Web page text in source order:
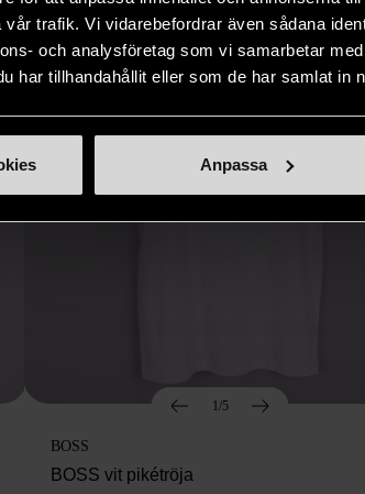
trafik. Vi vidarebefordrar även sådana
och analysföretag som vi samarbetar
har tillhandahållit eller som de har samlat in
Anpassa
1/5
BOSS
BOSS vit pikétröja